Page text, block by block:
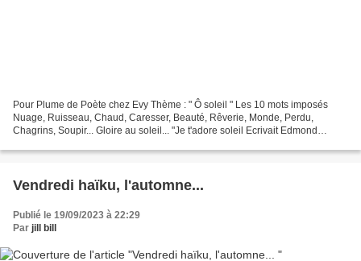
Pour Plume de Poète chez Evy Thème : " Ô soleil " Les 10 mots imposés
Nuage, Ruisseau, Chaud, Caresser, Beauté, Rêverie, Monde, Perdu,
Chagrins, Soupir... Gloire au soleil... "Je t'adore soleil Ecrivait Edmond
Vendredi haïku, l'automne...
Publié le 19/09/2023 à 22:29
Par jill bill